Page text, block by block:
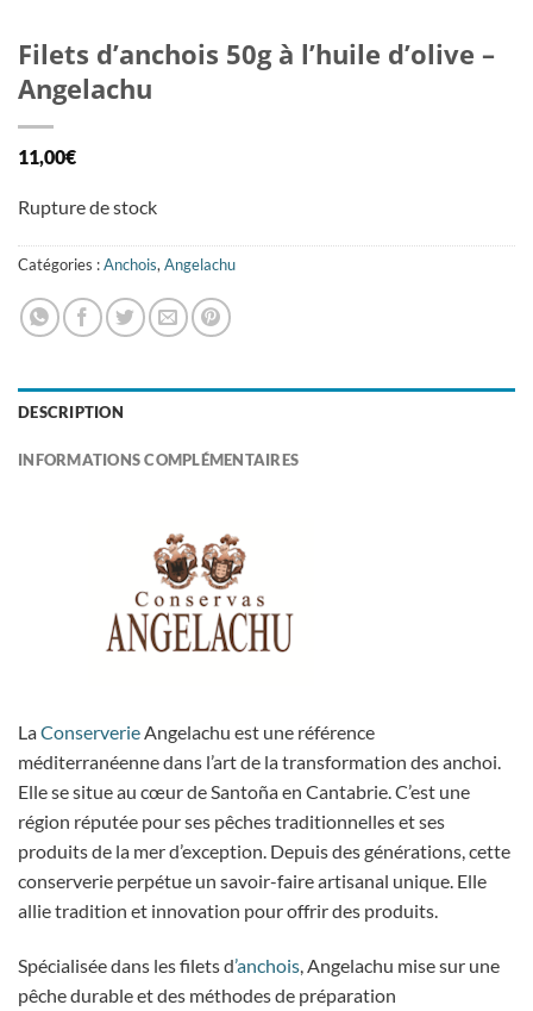
Filets d’anchois 50g à l’huile d’olive –
Angelachu
11,00€
Rupture de stock
Catégories :Anchois,Angelachu
DESCRIPTION
INFORMATIONS COMPLÉMENTAIRES
LaConserverieAngelachu est une référence
méditerranéenne dans l’art de la transformation des anchoi.
Elle se situe au cœur de Santoña en Cantabrie. C’est une
région réputée pour ses pêches traditionnelles et ses
produits de la mer d’exception. Depuis des générations, cette
conserverie perpétue un savoir-faire artisanal unique. Elle
allie tradition et innovation pour offrir des produits.
Spécialisée dans les filets d’anchois, Angelachu mise sur une
pêche durable et des méthodes de préparation